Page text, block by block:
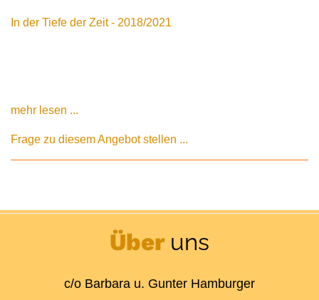
In der Tiefe der Zeit - 2018/2021
mehr lesen ...
Frage zu diesem Angebot stellen ...
Überuns
c/o Barbara u. Gunter Hamburger